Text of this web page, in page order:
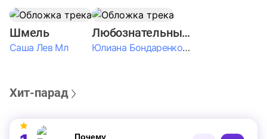
Шмель
Саша Лев Мл
Любознательные Дети
Юлиана Бондаренко & Амелия Колпакова & Егор Егоров & Валерия Шевченко & Ксюша Косичкина
Хит-парад
Почему